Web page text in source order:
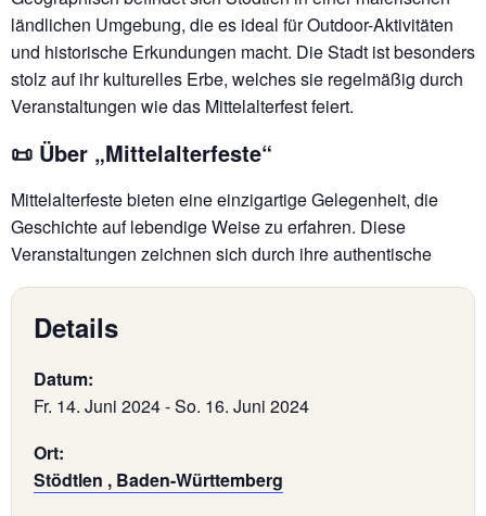
ländlichen Umgebung, die es ideal für Outdoor-Aktivitäten
und historische Erkundungen macht. Die Stadt ist besonders
stolz auf ihr kulturelles Erbe, welches sie regelmäßig durch
Veranstaltungen wie das Mittelalterfest feiert.
📜 Über „Mittelalterfeste“
Mittelalterfeste bieten eine einzigartige Gelegenheit, die
Geschichte auf lebendige Weise zu erfahren. Diese
Veranstaltungen zeichnen sich durch ihre authentische
Details
Datum:
Fr. 14. Juni 2024-So. 16. Juni 2024
Ort:
Stödtlen , Baden-Württemberg